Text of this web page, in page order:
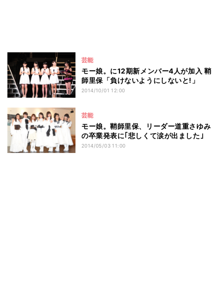
芸能
モー娘。に12期新メンバー4人が加入 鞘
師里保「負けないようにしないと!」
2014/10/01 12:00
芸能
モー娘。鞘師里保、リーダー道重さゆみ
の卒業発表に｢悲しくて涙が出ました｣
2014/05/03 11:00